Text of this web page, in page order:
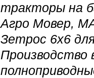
тракторы на
Агро Мовер,
Зетрос 6х6
Производство